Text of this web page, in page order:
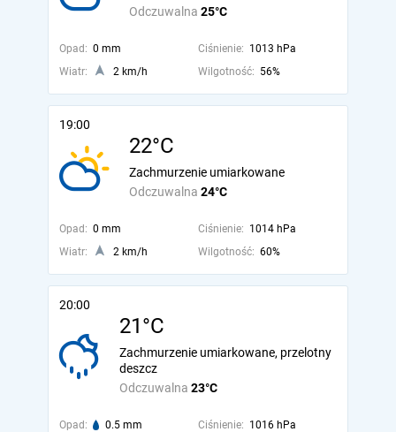
Odczuwalna 25°C
Opad: 0 mm Ciśnienie: 1013 hPa
Wiatr:
2 km/h Wilgotność: 56%
19:00
22°C
Odczuwalna 24°C
Zachmurzenie umiarkowane
Opad: 0 mm Ciśnienie: 1014 hPa
Wiatr:
2 km/h Wilgotność: 60%
20:00
21°C
Odczuwalna 23°C
Zachmurzenie umiarkowane, przelotny
deszcz
Opad: 0.5 mm Ciśnienie: 1016 hPa